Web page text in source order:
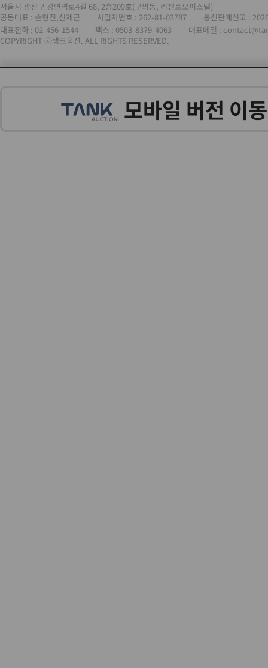
서울시 광진구 강변역로4길 68, 2층209호(구의동, 리젠트오피스텔)
공동대표 : 손현진,신제근
사업자번호 : 262-81-03787
통신판매신고 :
대표전화 : 02-456-1544 팩스 : 0503-8379-4063
대표메일 :
COPYRIGHT ⓒ탱크옥션. ALL RIGHTS RESERVED.
모바일 버전 이동